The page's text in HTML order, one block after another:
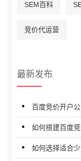
SEM百科
竞价代运营
最新发布
百度竞价开户
如何搭建百度
如何选择适合